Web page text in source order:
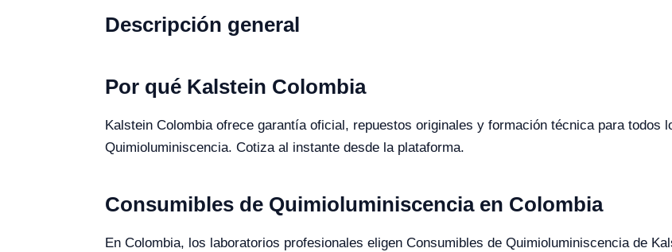
Descripción general
Por qué Kalstein Colombia
Kalstein Colombia ofrece garantía oficial, repuestos originales y formación técnica para todos
Quimioluminiscencia. Cotiza al instante desde la plataforma.
Consumibles de Quimioluminiscencia en Colombia
En Colombia, los laboratorios profesionales eligen Consumibles de Quimioluminiscencia de